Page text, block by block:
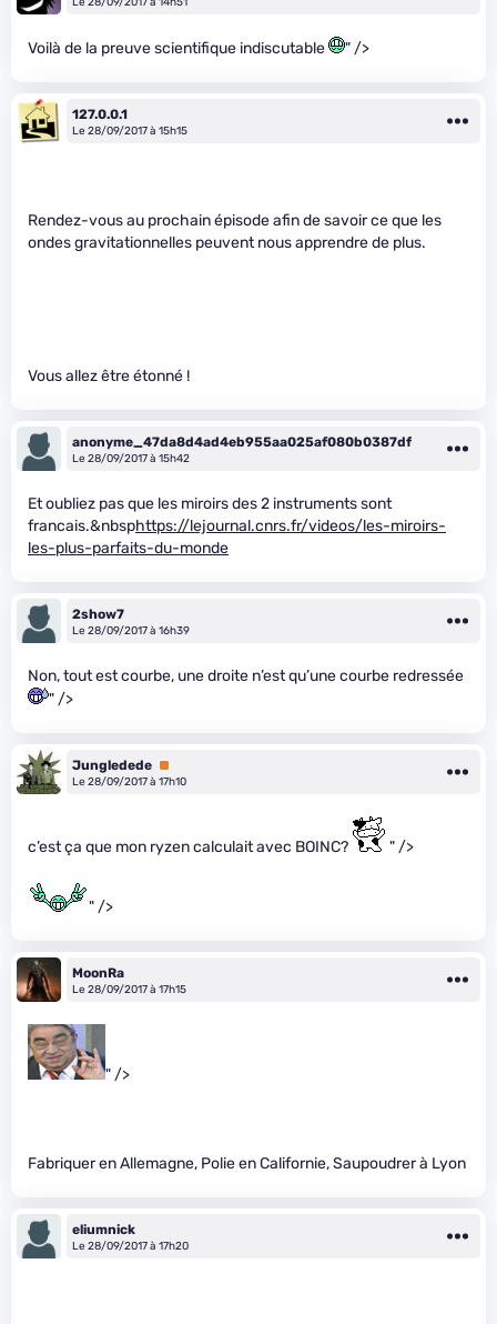
Voilà de la preuve scientifique indiscutable " />
127.0.0.1
Le 28/09/2017 à 15h15
Rendez-vous au prochain épisode afin de savoir ce que les
ondes gravitationnelles peuvent nous apprendre de plus.
Vous allez être étonné !
anonyme_47da8d4ad4eb955aa025af080b0387df
Le 28/09/2017 à 15h42
Et oubliez pas que les miroirs des 2 instruments sont
francais.&nbsphttps://lejournal.cnrs.fr/videos/les-miroirs-
les-plus-parfaits-du-monde
2show7
Le 28/09/2017 à 16h39
Non, tout est courbe, une droite n’est qu’une courbe redressée
" />
Jungledede Premium
Le 28/09/2017 à 17h10
c’est ça que mon ryzen calculait avec BOINC? " />
" />
MoonRa
Le 28/09/2017 à 17h15
" />
Fabriquer en Allemagne, Polie en Californie, Saupoudrer à Lyon
eliumnick
Le 28/09/2017 à 17h20